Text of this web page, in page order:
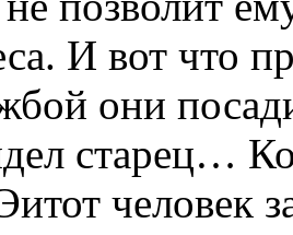
И вот что
они
старец…
человек